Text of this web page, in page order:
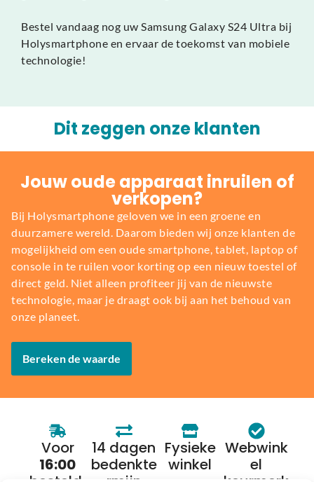
Bestel vandaag nog uw Samsung Galaxy S24 Ultra bij
Holysmartphone en ervaar de toekomst van mobiele
technologie!
Dit zeggen onze klanten
Jouw oude apparaat inruilen of
verkopen?
Bij Holysmartphone geloven we in een groene en
duurzamere wereld. Daarom bieden wij onze klanten de
mogelijkheid om een oude smartphone, tablet, laptop of
console in te ruilen voor korting op een nieuw toestel of
direct geld. Niet alleen profiteer jij van de nieuwste
technologie, maar je draagt ook bij aan het behoud van
onze planeet.
Bereken de waarde
Voor
16:00
14 dagen
bedenkte
Fysieke
winkel
Webwink
el